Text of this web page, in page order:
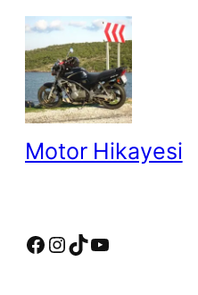
İçeriğe
Motor Hikayesi
Facebook InstagramTikTok YouTube